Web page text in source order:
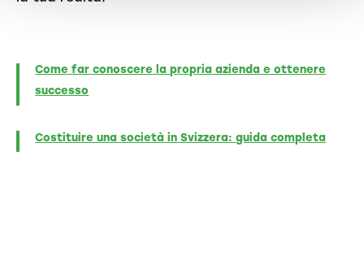
Come far conoscere la propria azienda e ottenere
successo
Costituire una società in Svizzera: guida completa